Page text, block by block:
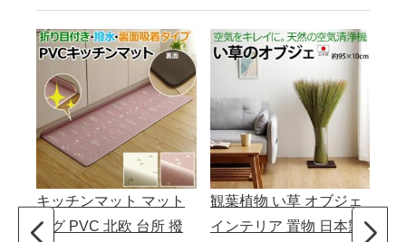
キッチンマット マット
ラグ PVC 北欧 台所 撥
観葉植物 い草 オブジェ
インテリア 置物 日本製